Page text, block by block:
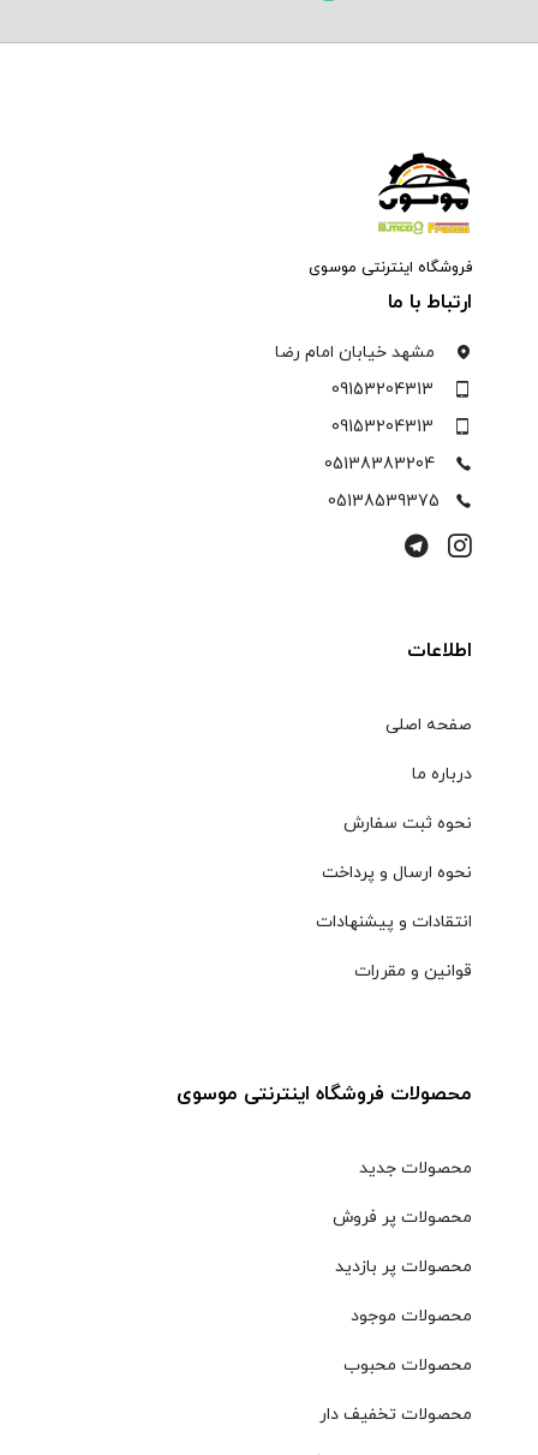
فروشگاه اینترنتی موسوی
ارتباط با ما
مشهد خیابان امام رضا
09153204313
09153204313
05138383204
05138539375
اطلاعات
صفحه اصلی
درباره ما
نحوه ثبت سفارش
نحوه ارسال و پرداخت
انتقادات و پیشنهادات
قوانین و مقررات
محصولات فروشگاه اینترنتی موسوی
محصولات جدید
محصولات پر فروش
محصولات پر بازدید
محصولات موجود
محصولات محبوب
محصولات تخفیف دار